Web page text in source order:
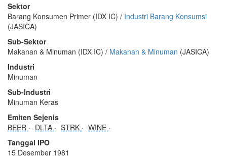
Sektor
Barang Konsumen Primer (IDX IC) / Industri Barang Konsumsi
(JASICA)
Sub-Sektor
Makanan & Minuman (IDX IC) / Makanan & Minuman (JASICA)
Industri
Minuman
Sub-Industri
Minuman Keras
Emiten Sejenis
BEER
DLTA STRK
WINE
Tanggal IPO
15 Desember 1981